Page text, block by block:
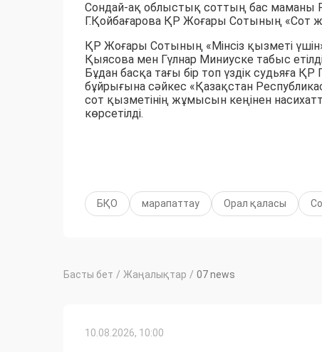
Сондай-ақ облыстық соттың бас маманы
Г.Қойбағарова ҚР Жоғары Сотының «Сот
ҚР Жоғары Сотының «Мінсіз қызметі
Қыясова мен Гүлнар Миниуске табыс
Бұдан басқа тағы бір топ үздік судьяға
бұйрығына сәйкес «Қазақстан
сот қызметінің жұмысын кеңінен
көрсетілді.
БҚО марапаттау Орал қаласы
Басты бет / Жаңалықтар / 07 news
10.08.2026, 10:00